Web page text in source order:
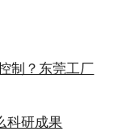
制？东莞工厂
科研成果